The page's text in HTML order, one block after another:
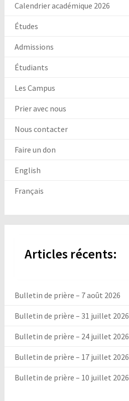
Calendrier académique 2026
Études
Admissions
Étudiants
Les Campus
Prier avec nous
Nous contacter
Faire un don
English
Français
Articles récents:
Bulletin de prière – 7 août 2026
Bulletin de prière – 31 juillet 2026
Bulletin de prière – 24 juillet 2026
Bulletin de prière – 17 juillet 2026
Bulletin de prière – 10 juillet 2026